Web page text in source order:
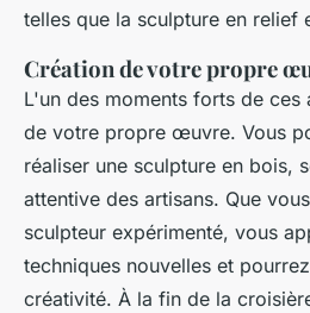
telles que la sculpture en relief
Création de votre propre
L'un des moments forts de ces
de votre propre œuvre. Vous
réaliser une sculpture en bois,
attentive des artisans. Que
sculpteur expérimenté, vous
techniques nouvelles et
créativité. À la fin de la